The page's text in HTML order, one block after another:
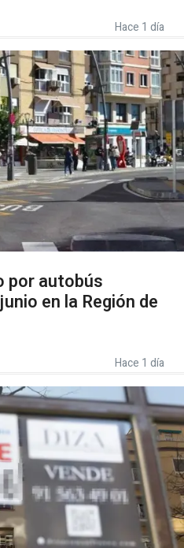
Hace 1 día
por autobús
en la Región de
Hace 1 día